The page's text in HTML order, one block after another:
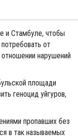
и Стамбуле, чтобы
от
нарушений
площади
геноцид уйгуров,
пропавших без
в так называемых